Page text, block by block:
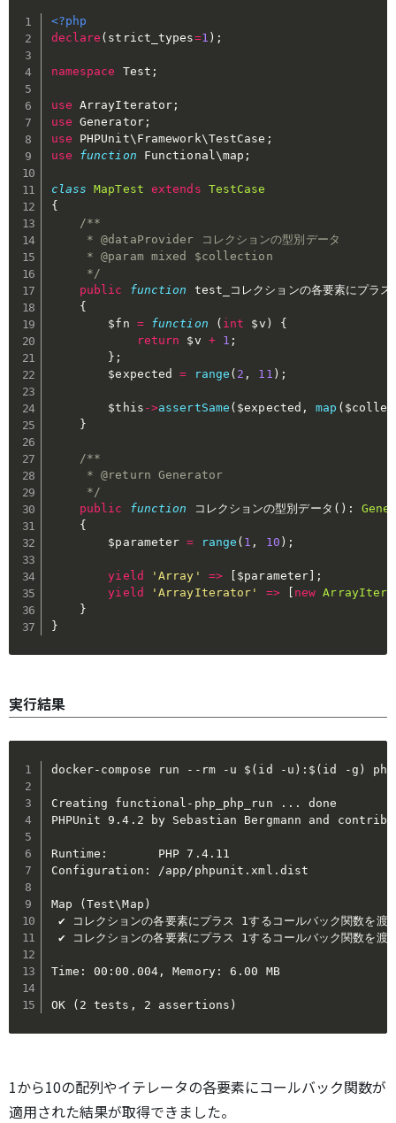
<?php
declare ( strict_types=1 ) ;
namespace Test ;
use ArrayIterator ;
use Generator;
use
PHPUnit\ Framework\TestCase ;
use
function Functional\map ;
class MapTest extends TestCase
{
/**
     * @dataProvider コレクションの型別データ
     * @param mixed $collection
     */
public
function test_コレクションの各要素にプラス
{
$fn = function ( int $v )
{
return
$v + 1 ;
} ;
$expected
= range ( 2 , 11 ) ;
$this ->assertSame ( $expected , map (
}
/**
     * @return Generator
     */
public
function コレクションの型別データ ( ) :
{
$parameter = range ( 1 , 10 ) ;
yield 'Array' => $parameter
;
yield
'ArrayIterator' => new
}
}
実行結果
docker-compose run --rm -u $(id -u):$(id -g)
Creating functional-php_php_run ... done
PHPUnit 9.4.2 by Sebastian Bergmann and
Runtime:       PHP 7.4.11
Configuration: /app/phpunit.xml.dist
Map (Test\Map)
✔ コレクションの各要素にプラス 1するコールバック関数
✔ コレクションの各要素にプラス 1するコールバック関
Time: 00:00.004, Memory: 6.00 MB
OK (2 tests, 2 assertions)
1から10の配列やイテレータの各要素にコールバック関数が
適用された結果が取得できました。